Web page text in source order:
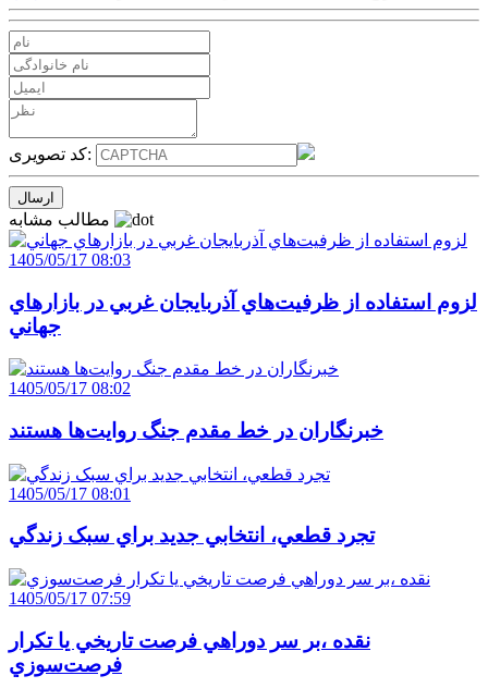
کد تصویری:
1405/05/17 08:03
لزوم استفاده از ظرفيت‌هاي آذربايجان غربي در بازارهاي
جهاني
1405/05/17 08:02
خبرنگاران در خط مقدم جنگ روايت‌ها هستند
1405/05/17 08:01
تجرد قطعي، انتخابي جديد براي سبک زندگي
1405/05/17 07:59
نقده ،بر سر دوراهي فرصت تاريخي يا تکرار
فرصت‌سوزي